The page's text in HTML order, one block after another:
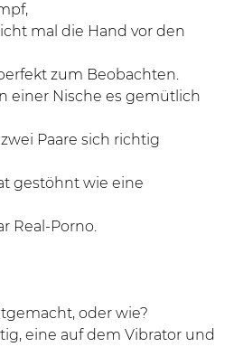
mal die Hand vor den
zum Beobachten.
einer Nische es gemütlich
Paare sich richtig
gestöhnt wie eine
Real-Porno.
oder wie?
eine auf dem Vibrator und